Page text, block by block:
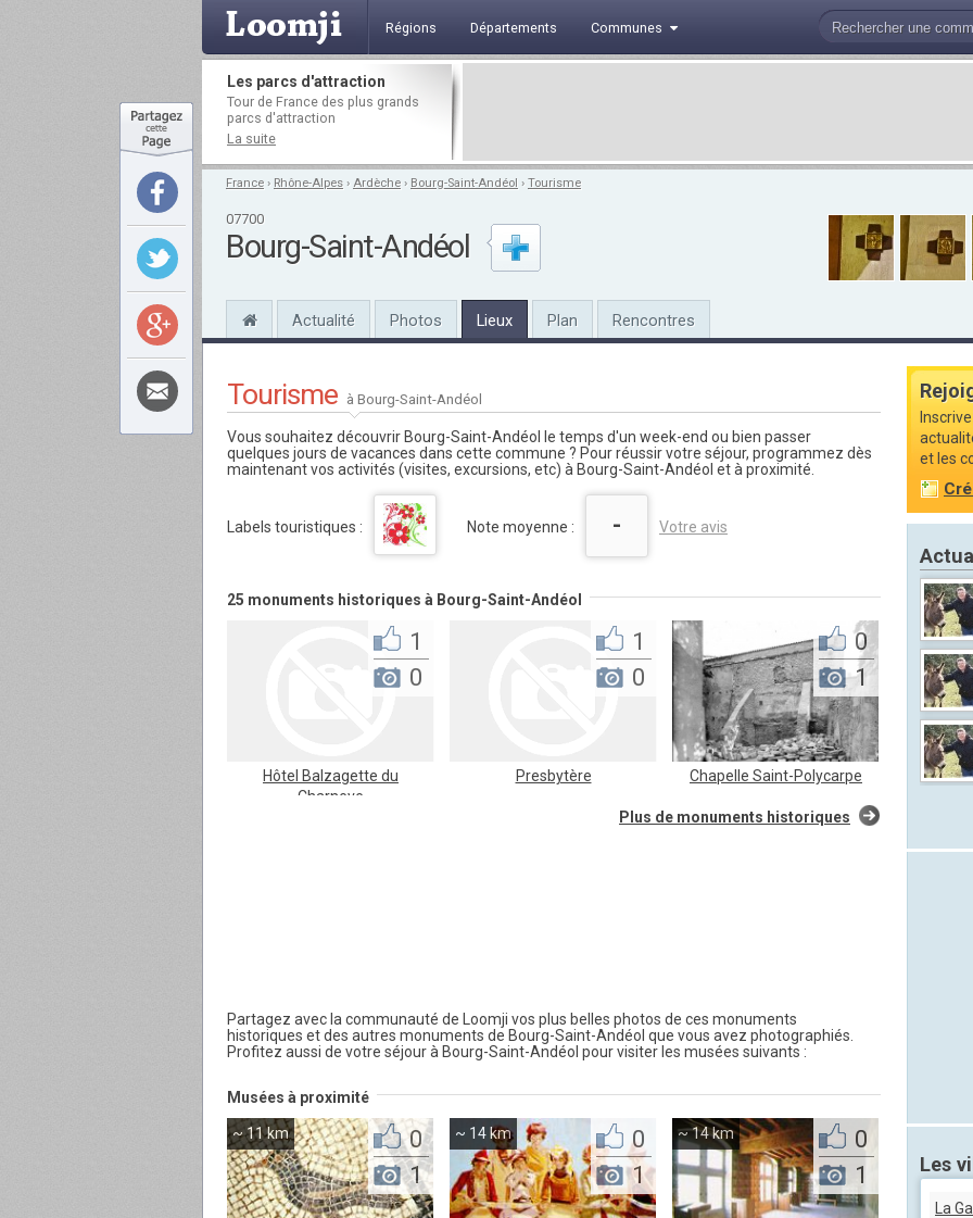
Régions Départements Communes
Les parcs d'attraction
Tour de France des plus grands
parcs d'attraction
La suite
France › Rhône-Alpes › Ardèche › Bourg-Saint-Andéol › Tourisme
07700
Bourg-Saint-Andéol
Actualité Photos Lieux Plan Rencontres
Tourisme à Bourg-Saint-Andéol
Vous souhaitez découvrir Bourg-Saint-Andéol le temps d'un week-end ou bien passer
quelques jours de vacances dans cette commune ? Pour réussir votre séjour, programmez dès
maintenant vos activités (visites, excursions, etc) à Bourg-Saint-Andéol et à proximité.
Labels touristiques : Note moyenne : - Votre avis
25 monuments historiques à Bourg-Saint-Andéol
Hôtel Balzagette du
Charneve
1
0
Presbytère
1
0
Chapelle Saint-Polycarpe
0
1
Plus de monuments historiques
Partagez avec la communauté de Loomji vos plus belles photos de ces monuments
historiques et des autres monuments de Bourg-Saint-Andéol que vous avez photographiés.
Profitez aussi de votre séjour à Bourg-Saint-Andéol pour visiter les musées suivants :
Musées à proximité
~ 11 km
0
1
~ 14 km
0
1
~ 14 km
0
1
et les
Les
La